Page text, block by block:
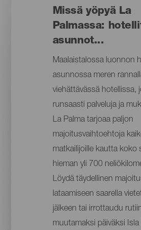
Missä yöpyä La
Palmassa:
asunnot...
Maalaistalossa luonnon
asunnossa meren
viehättävässä hotellissa,
runsaasti palveluja ja
La Palma tarjoaa paljon
majoitusvaihtoehtoja
matkailijoille kautta koko
hieman yli 700
Löydä täydellinen
lataamiseen saarella
jälkeen tai irrottaudu
muutamaksi päiväksi